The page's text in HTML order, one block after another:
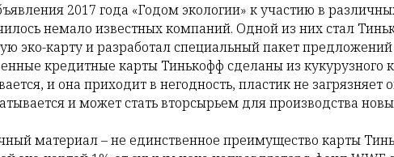
2017 года «Годом экологии» к участию в
немало известных компаний. Одной из них стал
эко-карту и разработал специальный пакет
кредитные карты Тинькофф сделаны из кукурузного
и она приходит в негодность, пластик не
и может стать вторсырьем для производства
материал – не единственное преимущество карты